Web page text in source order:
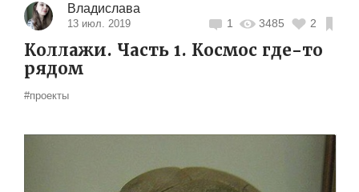
Владислава
13 июл. 2019 1 3485 2
Коллажи. Часть 1. Космос где-то
рядом
#проекты